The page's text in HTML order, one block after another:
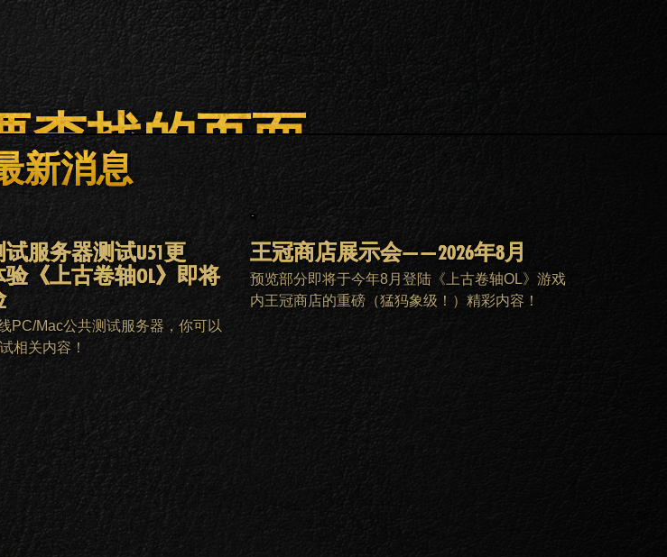
查找的页面。
ESO PLUS会员 客服
新消息
服务器测试U51更
《上古卷轴OL》即将
PC/Mac公共测试服务器，你可以
相关内容！
王冠商店展示会——2026年8月
预览部分即将于今年8月登陆《上古卷轴OL》游戏
内王冠商店的重磅（猛犸象级！）精彩内容！